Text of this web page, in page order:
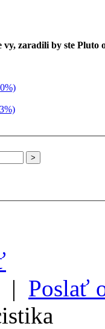
zaradili by ste Pluto
| Poslať